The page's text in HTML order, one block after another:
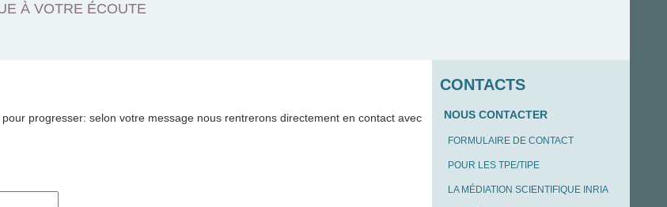
À VOTRE ÉCOUTE
pour progresser: selon votre message nous rentrerons directement en contact avec
CONTACTS
NOUS CONTACTER
FORMULAIRE DE CONTACT
POUR LES TPE/TIPE
LA MÉDIATION SCIENTIFIQUE INRIA